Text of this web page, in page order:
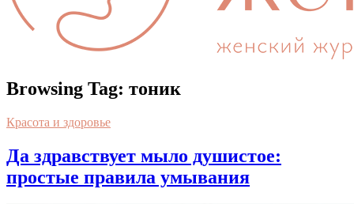
Browsing Tag: тоник
Красота и здоровье
Да здравствует мыло душистое:
простые правила умывания